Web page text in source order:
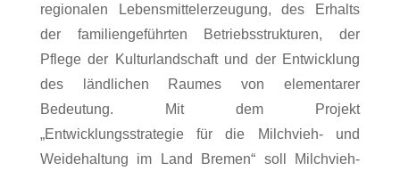
regionalen Lebensmittelerzeugung, des Erhalts
der familiengeführten Betriebsstrukturen, der
Pflege der Kulturlandschaft und der Entwicklung
des ländlichen Raumes von elementarer
Bedeutung. Mit dem Projekt
„Entwicklungsstrategie für die Milchvieh- und
Weidehaltung im Land Bremen“ soll Milchvieh-